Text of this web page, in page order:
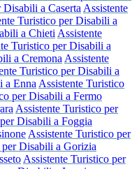
a Caserta Assistente
Turistico per Disabili a
a Chieti Assistente
Turistico per Disabili a
a Cremona Assistente
Turistico per Disabili a
a Enna Assistente Turistico
per Disabili a Fermo
Assistente Turistico per
Disabili a Foggia
Assistente Turistico per
Disabili a Gorizia
Assistente Turistico per